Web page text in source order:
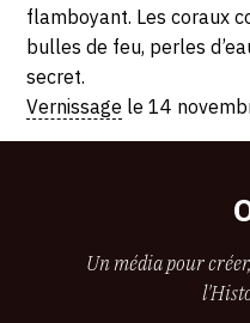
flamboyant. Les coraux
bulles de feu, perles
secret.
Vernissage le 14
Un média pour